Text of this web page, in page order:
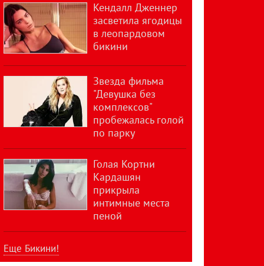
Кендалл Дженнер
засветила ягодицы
в леопардовом
бикини
Звезда фильма
"Девушка без
комплексов"
пробежалась голой
по парку
Голая Кортни
Кардашян
прикрыла
интимные места
пеной
Еще Бикини!